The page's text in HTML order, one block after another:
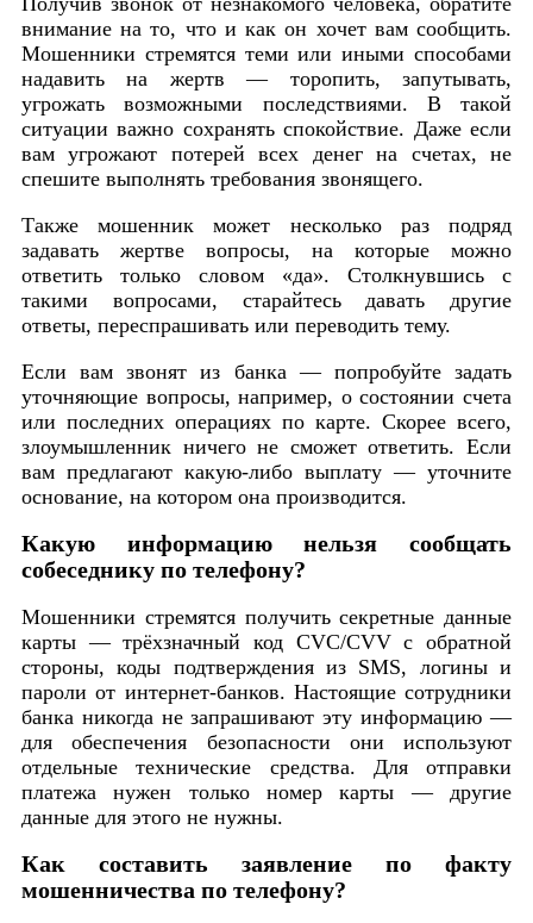
внимание на то, что и как он хочет вам сообщить.
Мошенники стремятся теми или иными способами
надавить на жертв — торопить, запутывать,
угрожать возможными последствиями. В такой
ситуации важно сохранять спокойствие. Даже если
вам угрожают потерей всех денег на счетах, не
спешите выполнять требования звонящего.
Также мошенник может несколько раз подряд
задавать жертве вопросы, на которые можно
ответить только словом «да». Столкнувшись с
такими вопросами, старайтесь давать другие
ответы, переспрашивать или переводить тему.
Если вам звонят из банка — попробуйте задать
уточняющие вопросы, например, о состоянии счета
или последних операциях по карте. Скорее всего,
злоумышленник ничего не сможет ответить. Если
вам предлагают какую-либо выплату — уточните
основание, на котором она производится.
Какую информацию нельзя сообщать
собеседнику по телефону?
Мошенники стремятся получить секретные данные
карты — трёхзначный код CVC/CVV с обратной
стороны, коды подтверждения из SMS, логины и
пароли от интернет-банков. Настоящие сотрудники
банка никогда не запрашивают эту информацию —
для обеспечения безопасности они используют
отдельные технические средства. Для отправки
платежа нужен только номер карты — другие
данные для этого не нужны.
Как составить заявление по факту
мошенничества по телефону?